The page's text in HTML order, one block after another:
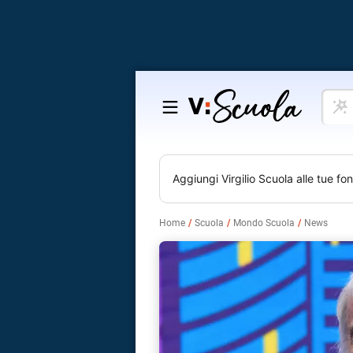
Salta
contenuto
Cosa
vuoi
Aggiungi Virgilio Scuola alle tue
Home Scuola Mondo Scuola News